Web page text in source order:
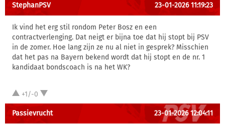
StephanPSV 23-01-2026 11:19:23
Ik vind het erg stil rondom Peter Bosz en een
contractverlenging. Dat neigt er bijna toe dat hij stopt bij PSV
in de zomer. Hoe lang zijn ze nu al niet in gesprek? Misschien
dat het pas na Bayern bekend wordt dat hij stopt en de nr. 1
kandidaat bondscoach is na het WK?
+1/-0
Passievrucht 23-01-2026 12:04:11